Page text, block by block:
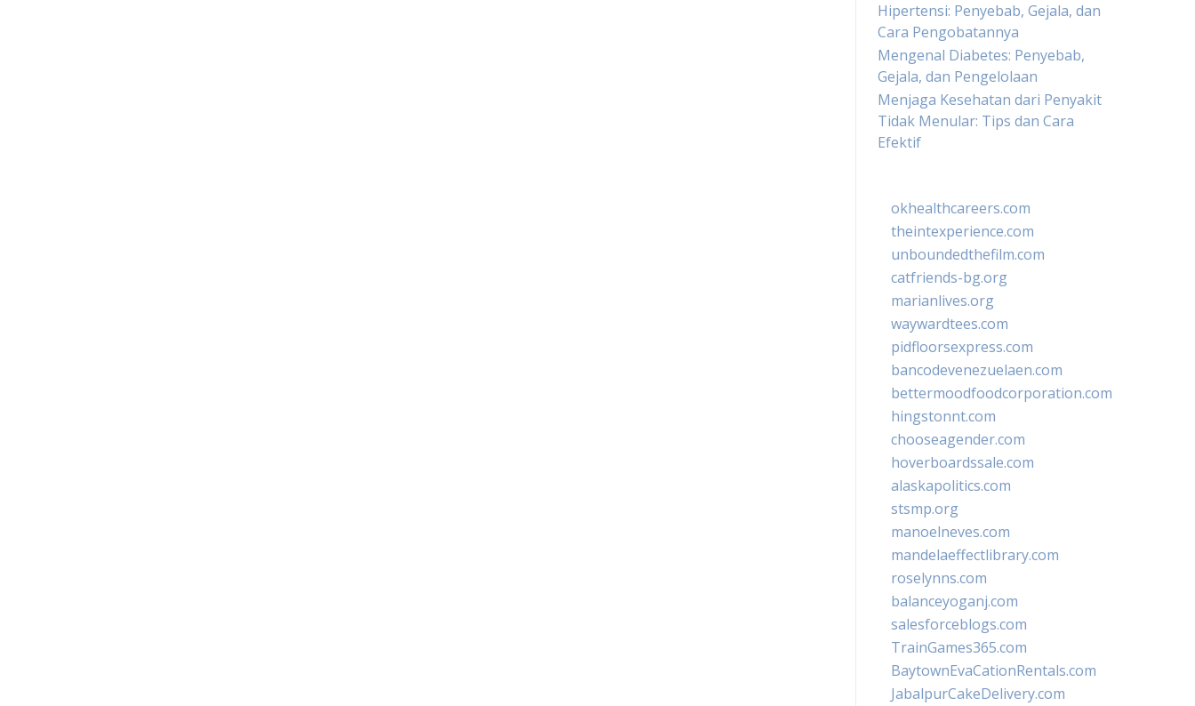
Hipertensi: Penyebab, Gejala, dan
Cara Pengobatannya
Mengenal Diabetes: Penyebab,
Gejala, dan Pengelolaan
Menjaga Kesehatan dari Penyakit
Tidak Menular: Tips dan Cara
Efektif
okhealthcareers.com
theintexperience.com
unboundedthefilm.com
catfriends-bg.org
marianlives.org
waywardtees.com
pidfloorsexpress.com
bancodevenezuelaen.com
bettermoodfoodcorporation.com
hingstonnt.com
chooseagender.com
hoverboardssale.com
alaskapolitics.com
stsmp.org
manoelneves.com
mandelaeffectlibrary.com
roselynns.com
balanceyoganj.com
salesforceblogs.com
TrainGames365.com
BaytownEvaCationRentals.com
JabalpurCakeDelivery.com